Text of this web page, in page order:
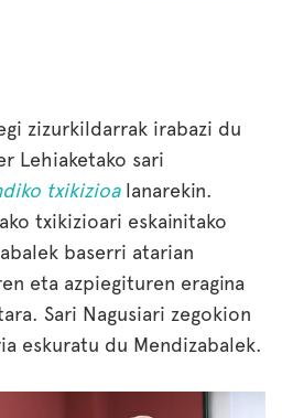
zizurkildarrak irabazi du
Lehiaketako sari
txikizioa lanarekin.
txikizioari eskainitako
baserri atarian
eta azpiegituren eragina
Sari Nagusiari zegokion
eskuratu du Mendizabalek.